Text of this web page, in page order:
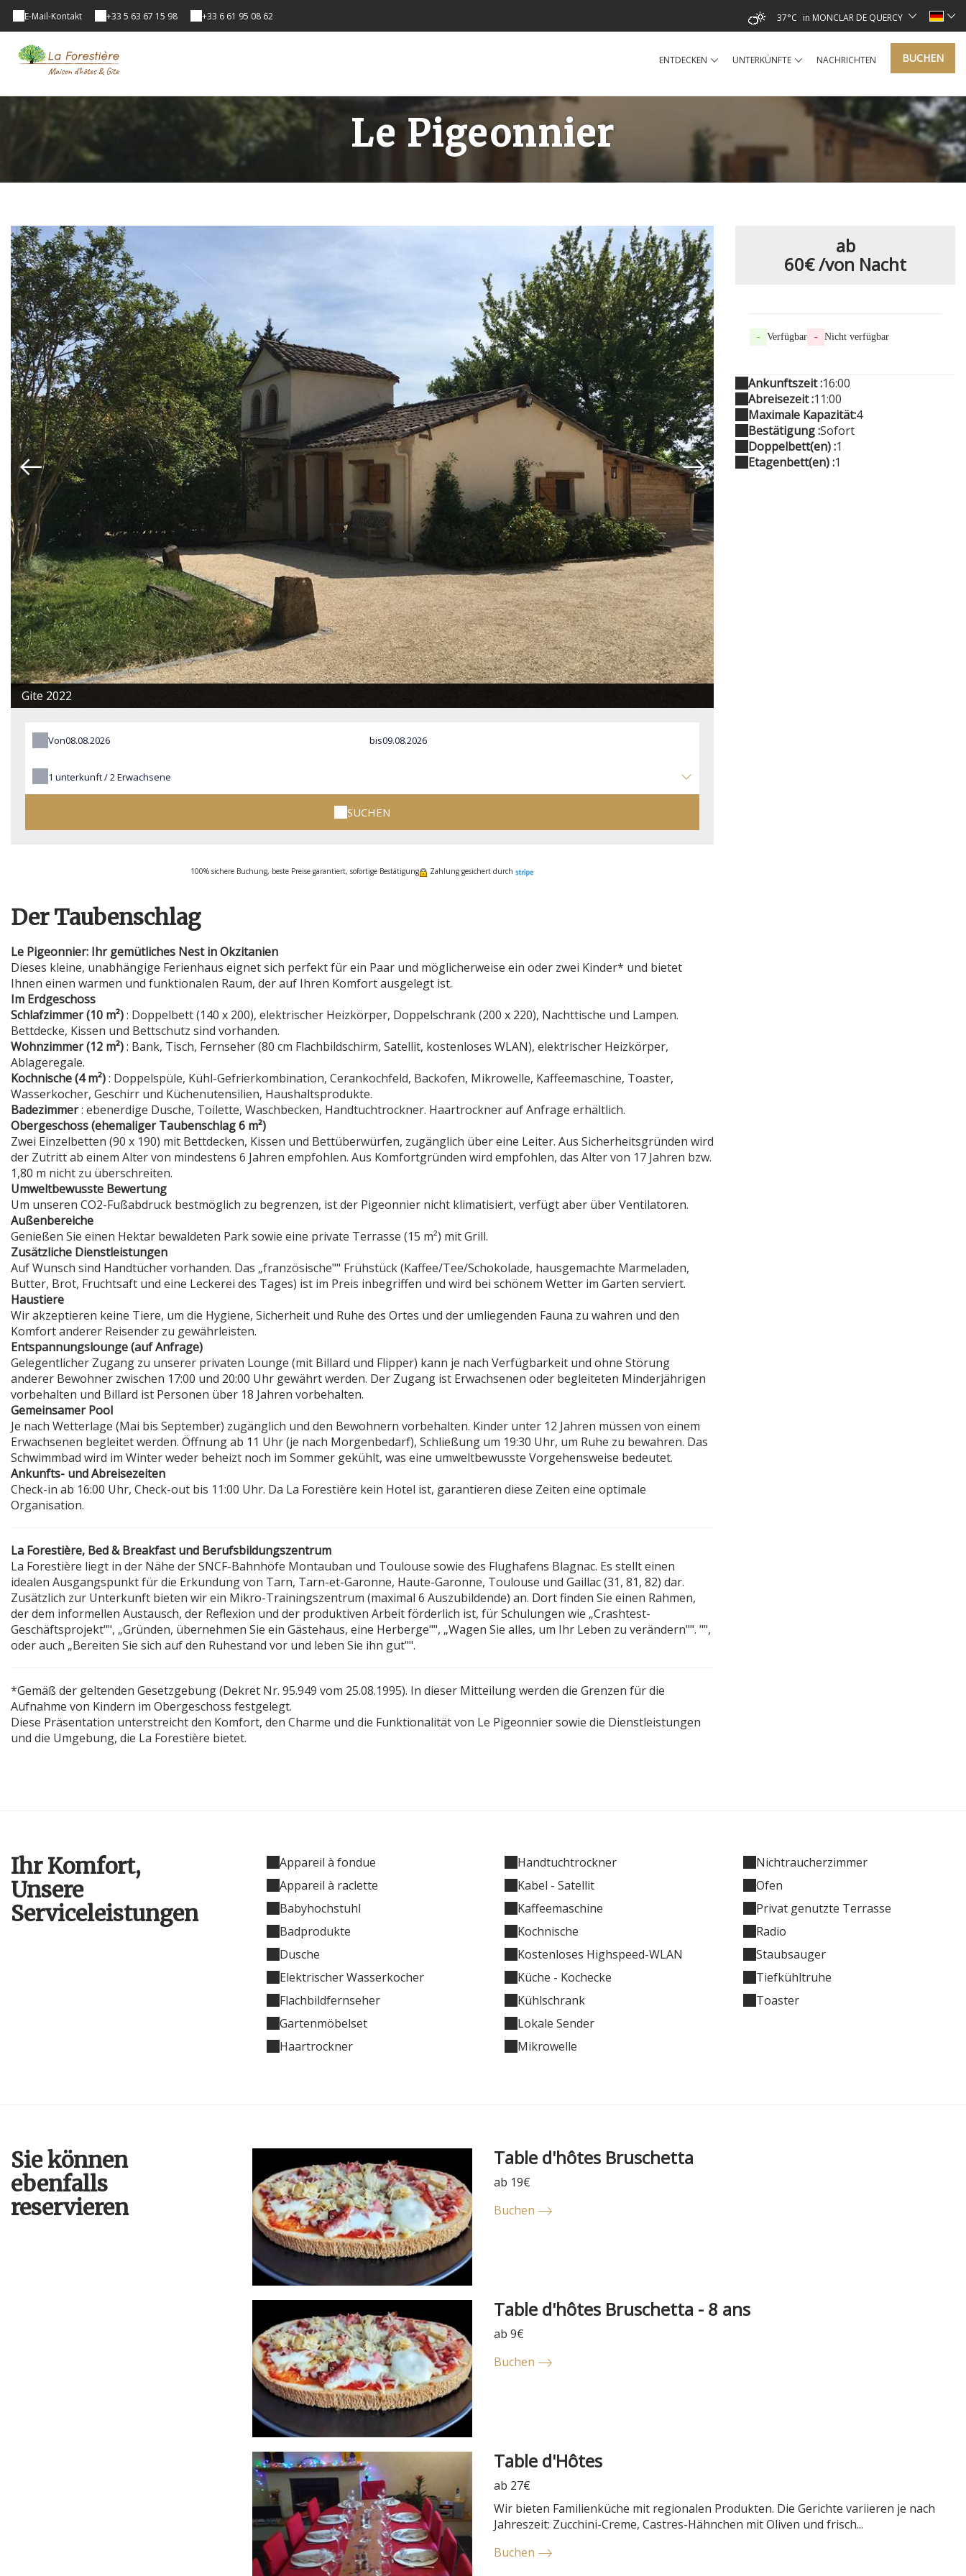
E-Mail-Kontakt +33 5 63 67 15 98 +33 6 61 95 08 62 37°C in MONCLAR DE QUERCY
ENTDECKEN UNTERKÜNFTE NACHRICHTEN BUCHEN
Le Pigeonnier
Gite 2022
Von bis
1 unterkunft /2Erwachsene
SUCHEN
100% sichere Buchung, beste Preise garantiert, sofortige Bestätigung Zahlung gesichert durch
Der Taubenschlag
Le Pigeonnier: Ihr gemütliches Nest in Okzitanien
Dieses kleine, unabhängige Ferienhaus eignet sich perfekt für ein Paar und möglicherweise ein oder zwei Kinder* und bietet
Ihnen einen warmen und funktionalen Raum, der auf Ihren Komfort ausgelegt ist.
Im Erdgeschoss
Schlafzimmer (10 m²): Doppelbett (140 x 200), elektrischer Heizkörper, Doppelschrank (200 x 220), Nachttische und Lampen.
Bettdecke, Kissen und Bettschutz sind vorhanden.
Wohnzimmer (12 m²): Bank, Tisch, Fernseher (80 cm Flachbildschirm, Satellit, kostenloses WLAN), elektrischer Heizkörper,
Ablageregale.
Kochnische (4 m²): Doppelspüle, Kühl-Gefrierkombination, Cerankochfeld, Backofen, Mikrowelle, Kaffeemaschine, Toaster,
Wasserkocher, Geschirr und Küchenutensilien, Haushaltsprodukte.
Badezimmer: ebenerdige Dusche, Toilette, Waschbecken, Handtuchtrockner. Haartrockner auf Anfrage erhältlich.
Obergeschoss (ehemaliger Taubenschlag 6 m²)
Zwei Einzelbetten (90 x 190) mit Bettdecken, Kissen und Bettüberwürfen, zugänglich über eine Leiter. Aus Sicherheitsgründen wird
der Zutritt ab einem Alter von mindestens 6 Jahren empfohlen. Aus Komfortgründen wird empfohlen, das Alter von 17 Jahren bzw.
1,80 m nicht zu überschreiten.
Umweltbewusste Bewertung
Um unseren CO2-Fußabdruck bestmöglich zu begrenzen, ist der Pigeonnier nicht klimatisiert, verfügt aber über Ventilatoren.
Außenbereiche
Genießen Sie einen Hektar bewaldeten Park sowie eine private Terrasse (15 m²) mit Grill.
Zusätzliche Dienstleistungen
Auf Wunsch sind Handtücher vorhanden. Das „französische"" Frühstück (Kaffee/Tee/Schokolade, hausgemachte Marmeladen,
Butter, Brot, Fruchtsaft und eine Leckerei des Tages) ist im Preis inbegriffen und wird bei schönem Wetter im Garten serviert.
Haustiere
Wir akzeptieren keine Tiere, um die Hygiene, Sicherheit und Ruhe des Ortes und der umliegenden Fauna zu wahren und den
Komfort anderer Reisender zu gewährleisten.
Entspannungslounge (auf Anfrage)
Gelegentlicher Zugang zu unserer privaten Lounge (mit Billard und Flipper) kann je nach Verfügbarkeit und ohne Störung
anderer Bewohner zwischen 17:00 und 20:00 Uhr gewährt werden. Der Zugang ist Erwachsenen oder begleiteten Minderjährigen
vorbehalten und Billard ist Personen über 18 Jahren vorbehalten.
Gemeinsamer Pool
Je nach Wetterlage (Mai bis September) zugänglich und den Bewohnern vorbehalten. Kinder unter 12 Jahren müssen von einem
Erwachsenen begleitet werden. Öffnung ab 11 Uhr (je nach Morgenbedarf), Schließung um 19:30 Uhr, um Ruhe zu bewahren. Das
Schwimmbad wird im Winter weder beheizt noch im Sommer gekühlt, was eine umweltbewusste Vorgehensweise bedeutet.
Ankunfts- und Abreisezeiten
Check-in ab 16:00 Uhr, Check-out bis 11:00 Uhr. Da La Forestière kein Hotel ist, garantieren diese Zeiten eine optimale
Organisation.
La Forestière, Bed & Breakfast und Berufsbildungszentrum
La Forestière liegt in der Nähe der SNCF-Bahnhöfe Montauban und Toulouse sowie des Flughafens Blagnac. Es stellt einen
idealen Ausgangspunkt für die Erkundung von Tarn, Tarn-et-Garonne, Haute-Garonne, Toulouse und Gaillac (31, 81, 82) dar.
Zusätzlich zur Unterkunft bieten wir ein Mikro-Trainingszentrum (maximal 6 Auszubildende) an. Dort finden Sie einen Rahmen,
der dem informellen Austausch, der Reflexion und der produktiven Arbeit förderlich ist, für Schulungen wie „Crashtest-
Geschäftsprojekt"", „Gründen, übernehmen Sie ein Gästehaus, eine Herberge"", „Wagen Sie alles, um Ihr Leben zu verändern"". "",
oder auch „Bereiten Sie sich auf den Ruhestand vor und leben Sie ihn gut"".
*Gemäß der geltenden Gesetzgebung (Dekret Nr. 95.949 vom 25.08.1995). In dieser Mitteilung werden die Grenzen für die
Aufnahme von Kindern im Obergeschoss festgelegt.
Diese Präsentation unterstreicht den Komfort, den Charme und die Funktionalität von Le Pigeonnier sowie die Dienstleistungen
und die Umgebung, die La Forestière bietet.
ab
60€/von Nacht
- Verfügbar - Nicht verfügbar
Ankunftszeit :16:00
Abreisezeit :11:00
Maximale Kapazität:4
Bestätigung :Sofort
Doppelbett(en) :1
Etagenbett(en) :1
Ihr Komfort,
Unsere
Serviceleistungen
Appareil à fondue
Appareil à raclette
Babyhochstuhl
Badprodukte
Dusche
Elektrischer Wasserkocher
Flachbildfernseher
Gartenmöbelset
Haartrockner
Handtuchtrockner
Kabel - Satellit
Kaffeemaschine
Kochnische
Kostenloses Highspeed-WLAN
Küche - Kochecke
Kühlschrank
Lokale Sender
Mikrowelle
Nichtraucherzimmer
Ofen
Privat genutzte Terrasse
Radio
Staubsauger
Tiefkühltruhe
Toaster
Sie können
ebenfalls
reservieren
Table d'hôtes Bruschetta
ab 19€
Buchen
Table d'hôtes Bruschetta - 8 ans
ab 9€
Buchen
Table d'Hôtes
ab 27€
Wir bieten Familienküche mit regionalen Produkten. Die Gerichte variieren je nach
Jahreszeit: Zucchini-Creme, Castres-Hähnchen mit Oliven und frisch...
Buchen